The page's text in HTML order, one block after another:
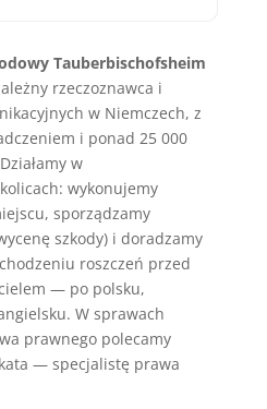
Tauberbischofsheim
rzeczoznawca i
w Niemczech, z
i ponad 25 000
w
wykonujemy
sporządzamy
szkody) i doradzamy
roszczeń przed
— po polsku,
W sprawach
prawnego polecamy
— specjalistę prawa